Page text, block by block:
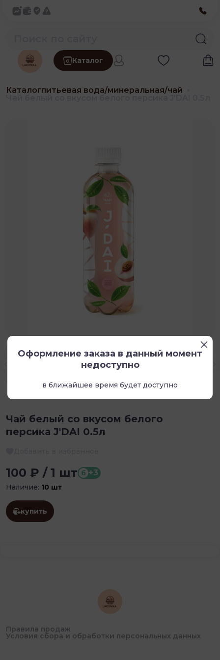
Каталог
Каталогпитьевая вода/минеральная/чай
Чай белый со вкусом белого
персика J'DAI 0.5л
100 ₽ / 1 шт б +3
Наличие: 10 шт
купить
Правила продаж
Условия сбора и обработки персональных данных
Оформление заказа в данный момент
недоступно
в ближайшее время будет доступно